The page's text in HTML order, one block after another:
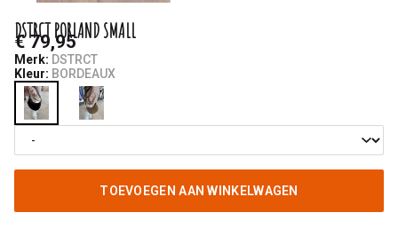
DSTRCT PORLAND SMALL
€ 79,95
Merk: DSTRCT
Kleur: BORDEAUX
TOEVOEGEN AAN WINKELWAGEN